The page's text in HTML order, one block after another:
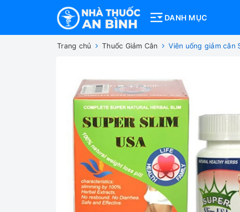
DANH MỤC
Trang chủ Thuốc Giảm Cân Viên uống giảm cân